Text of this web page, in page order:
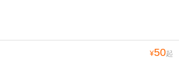
¥50起